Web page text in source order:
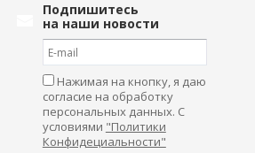
Подпишитесь
на наши новости
Нажимая на кнопку, я даю
согласие на обработку
персональных данных. С
условиями "Политики
Конфидециальности"